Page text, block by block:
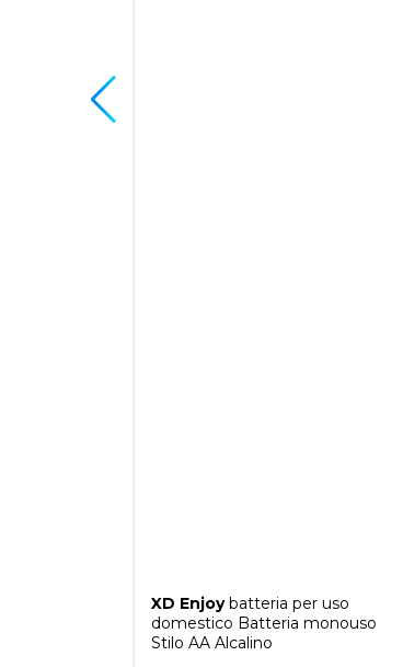
XD Enjoybatteria per uso
domestico Batteria monouso
Stilo AA Alcalino